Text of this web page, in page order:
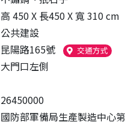
高 450 X 長450 X 寬 310 cm
公共建設
昆陽路165號 交通方式（另
大門口左側
26450000
國防部軍備局生產製造中心